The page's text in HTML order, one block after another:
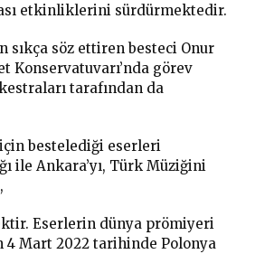
etkinliklerini sürdürmektedir.
sıkça söz ettiren besteci Onur
Konservatuvarı’nda görev
tarafından da
için bestelediği eserleri
ile Ankara’yı, Türk Müziğini
Eserlerin dünya prömiyeri
4 Mart 2022 tarihinde Polonya